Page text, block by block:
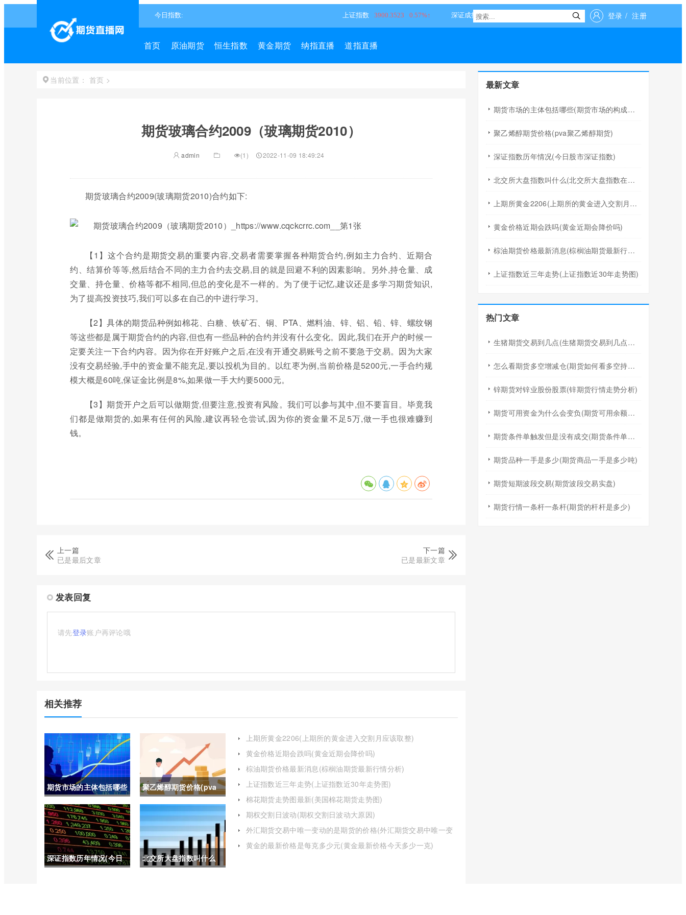
登录 / 注册
首页 原油期货 恒生指数 黄金期货 纳指直播 道指直播
当前位置： 首页 >
期货玻璃合约2009（玻璃期货2010）
admin (1) 2022-11-09 18:49:24
期货玻璃合约2009(玻璃期货2010)合约如下:
【1】这个合约是期货交易的重要内容,交易者需要掌握各种期货合约,例如主力合约、近期合
约、结算价等等,然后结合不同的主力合约去交易,目的就是回避不利的因素影响。另外,持仓量、成
交量、持仓量、价格等都不相同,但总的变化是不一样的。为了便于记忆,建议还是多学习期货知识,
为了提高投资技巧,我们可以多在自己的中进行学习。
【2】具体的期货品种例如棉花、白糖、铁矿石、铜、PTA、燃料油、锌、铝、铅、锌、螺纹钢
等这些都是属于期货合约的内容,但也有一些品种的合约并没有什么变化。因此,我们在开户的时候一
定要关注一下合约内容。因为你在开好账户之后,在没有开通交易账号之前不要急于交易。因为大家
没有交易经验,手中的资金量不能充足,要以投机为目的。以红枣为例,当前价格是5200元,一手合约规
模大概是60吨,保证金比例是8%,如果做一手大约要5000元。
【3】期货开户之后可以做期货,但要注意,投资有风险。我们可以参与其中,但不要盲目。毕竟我
们都是做期货的,如果有任何的风险,建议再轻仓尝试,因为你的资金量不足5万,做一手也很难赚到
钱。
上一篇
已是最后文章
下一篇
已是最新文章
发表回复
请先登录账户再评论哦
相关推荐
期货市场的主体包括哪些
(期货市场的构成要素)
聚乙烯醇期货价格(pva
聚乙烯醇期货)
深证指数历年情况(今日
北交所大盘指数叫什么
上期所黄金2206(上期所的黄金进入交割月应该取整)
黄金价格近期会跌吗(黄金近期会降价吗)
棕油期货价格最新消息(棕榈油期货最新行情分析)
上证指数近三年走势(上证指数近30年走势图)
棉花期货走势图最新(美国棉花期货走势图)
期权交割日波动(期权交割日波动大原因)
外汇期货交易中唯一变动的是期货的价格(外汇期货交易中唯一变
动的是期货的价格吗)
黄金的最新价格是每克多少元(黄金最新价格今天多少一克)
最新文章
期货市场的主体包括哪些(期货市场的构成要素)
聚乙烯醇期货价格(pva聚乙烯醇期货)
深证指数历年情况(今日股市深证指数)
北交所大盘指数叫什么(北交所大盘指数在哪里看)
上期所黄金2206(上期所的黄金进入交割月应该取整)
黄金价格近期会跌吗(黄金近期会降价吗)
棕油期货价格最新消息(棕榈油期货最新行情分析)
上证指数近三年走势(上证指数近30年走势图)
热门文章
生猪期货交易到几点(生猪期货交易到几点结束)
怎么看期货多空增减仓(期货如何看多空持仓对比)
锌期货对锌业股份股票(锌期货行情走势分析)
期货可用资金为什么会变负(期货可用余额负多少会平仓)
期货条件单触发但是没有成交(期货条件单触发但是没有成交怎么办)
期货品种一手是多少(期货商品一手是多少吨)
期货短期波段交易(期货波段交易实盘)
期货行情一条杆一条杆(期货的杆杆是多少)